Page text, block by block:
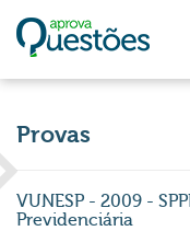
Provas
VUNESP - 2009 -
Previdenciária